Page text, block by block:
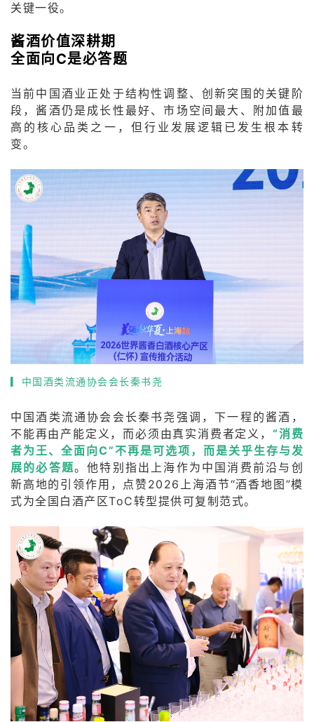
关键一役。
酱酒价值深耕期
全面向C是必答题
当前中国酒业正处于结构性调整、创新突围的关键阶
段，酱酒仍是成长性最好、市场空间最大、附加值最
高的核心品类之一，但行业发展逻辑已发生根本转
变。
中国酒类流通协会会长秦书尧
中国酒类流通协会会长秦书尧强调，下一程的酱酒，
不能再由产能定义，而必须由真实消费者定义， “消费
者为王、全面向C”不再是可选项，而是关乎生存与发
展的必答题。他特别指出上海作为中国消费前沿与创
新高地的引领作用，点赞2026上海酒节“酒香地图”模
式为全国白酒产区ToC转型提供可复制范式。